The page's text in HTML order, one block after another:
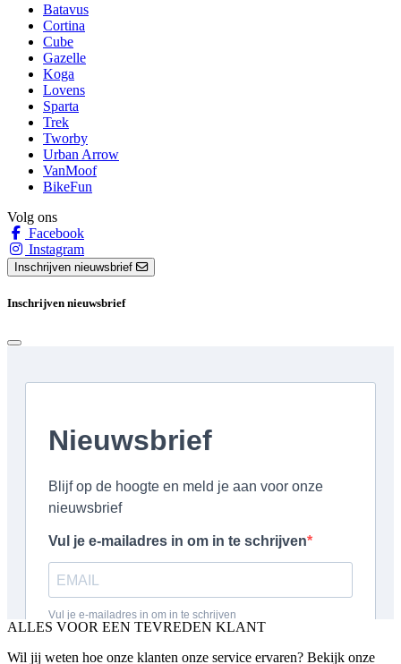
Batavus
Cortina
Cube
Gazelle
Koga
Lovens
Sparta
Trek
Tworby
Urban Arrow
VanMoof
BikeFun
Volg ons
Facebook
Instagram
Inschrijven nieuwsbrief
Inschrijven nieuwsbrief
ALLES VOOR EEN TEVREDEN KLANT
Wil jij weten hoe onze klanten onze service ervaren? Bekijk onze